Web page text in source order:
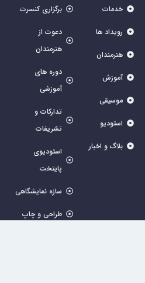
خدمات
رویداد ها
هنرمندان
آموزش
موسیقی
استودیو
بلاگ و اخبار
برگزاری کنسرت
دعوت از
هنرمندان
دوره های
آموزشی
تدارکات و
تشریفات
استودیوی
پایتخت
سازه نمایشگاهی
طراحی و چاپ